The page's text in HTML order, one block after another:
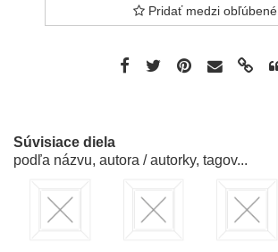
Pridať medzi obľúbené
Súvisiace diela
podľa názvu, autora / autorky, tagov...